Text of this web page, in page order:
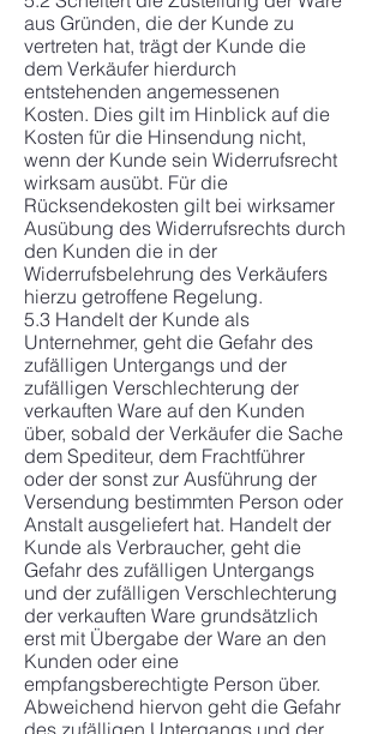
aus Gründen, die der Kunde zu
vertreten hat, trägt der Kunde die
dem Verkäufer hierdurch
entstehenden angemessenen
Kosten. Dies gilt im Hinblick auf die
Kosten für die Hinsendung nicht,
wenn der Kunde sein Widerrufsrecht
wirksam ausübt. Für die
Rücksendekosten gilt bei wirksamer
Ausübung des Widerrufsrechts durch
den Kunden die in der
Widerrufsbelehrung des Verkäufers
hierzu getroffene Regelung.
5.3 Handelt der Kunde als
Unternehmer, geht die Gefahr des
zufälligen Untergangs und der
zufälligen Verschlechterung der
verkauften Ware auf den Kunden
über, sobald der Verkäufer die Sache
dem Spediteur, dem Frachtführer
oder der sonst zur Ausführung der
Versendung bestimmten Person oder
Anstalt ausgeliefert hat. Handelt der
Kunde als Verbraucher, geht die
Gefahr des zufälligen Untergangs
und der zufälligen Verschlechterung
der verkauften Ware grundsätzlich
erst mit Übergabe der Ware an den
Kunden oder eine
empfangsberechtigte Person über.
Abweichend hiervon geht die Gefahr
des zufälligen Untergangs und der